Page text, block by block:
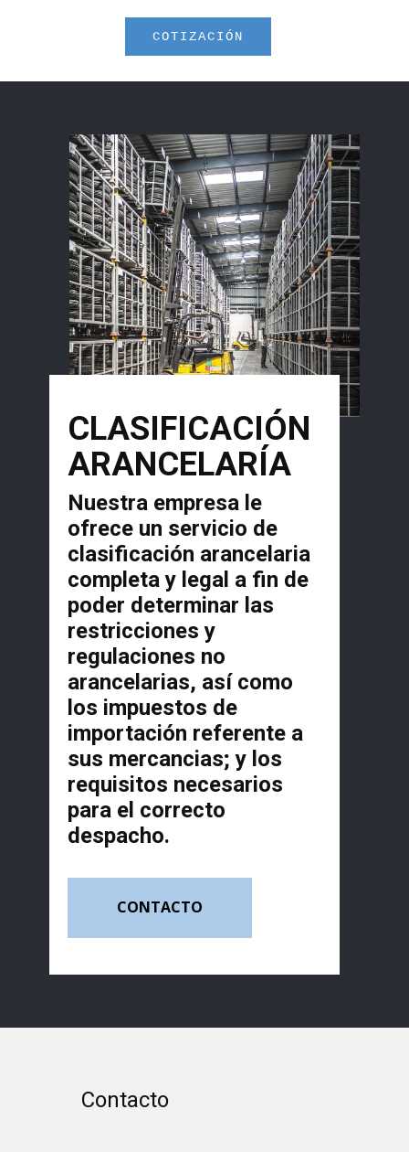
COTIZACIÓN
CLASIFICACIÓN
ARANCELARÍA
Nuestra empresa le
ofrece un servicio de
clasificación arancelaria
completa y legal a fin de
poder determinar las
restricciones y
regulaciones no
arancelarias, así como
los impuestos de
importación referente a
sus mercancias; y los
requisitos necesarios
para el correcto
despacho.
CONTACTO
Contacto